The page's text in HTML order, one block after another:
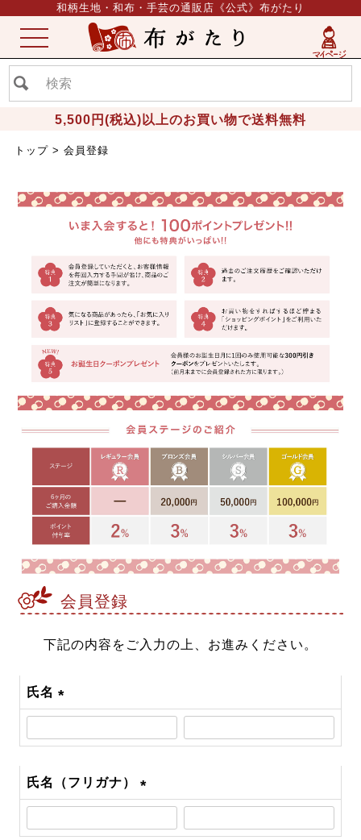
和柄生地・和布・手芸の通販店《公式》布がたり
5,500円(税込)以上のお買い物で送料無料
ME
NU
トップ 会員登録
会員登録
下記の内容をご入力の上、お進みください。
氏名
(必
須)
氏名（フリガナ）
(必
須)